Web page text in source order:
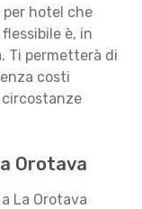
per hotel che
è, in
Ti permetterà di
costi
Orotava
La Orotava